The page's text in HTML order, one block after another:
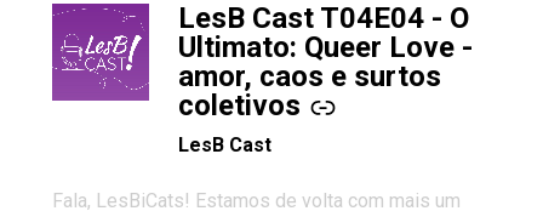
LesB Cast T04E04 - O
Ultimato: Queer Love -
amor, caos e surtos
coletivos
-
LesB Cast
Fala, LesBiCats! Estamos de volta com mais um